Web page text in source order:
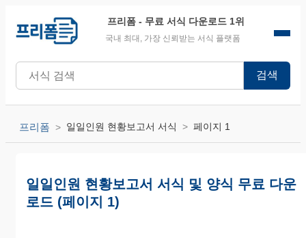
프리폼 - 무료 서식 다운로드 1위
국내 최대, 가장 신뢰받는 서식 플랫폼
검색
프리폼 일일인원 현황보고서 서식 페이지 1
일일인원 현황보고서 서식 및 양식 무료 다운
로드 (페이지 1)